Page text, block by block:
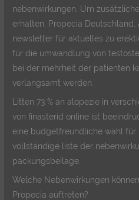
nebenwirkungen. Um
erhalten, Propecia Deutschland,
newsletter für aktuelles zu
für die umwandlung von
bei der mehrheit der patienten
verlangsamt werden.
Litten 73 % an alopezie in
von finasterid online ist
eine budgetfreundliche wahl für
vollständige liste der
packungsbeilage.
Welche Nebenwirkungen
Propecia auftreten?